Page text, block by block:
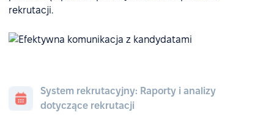
rekrutacji.
System rekrutacyjny: Raporty i analizy
dotyczące rekrutacji